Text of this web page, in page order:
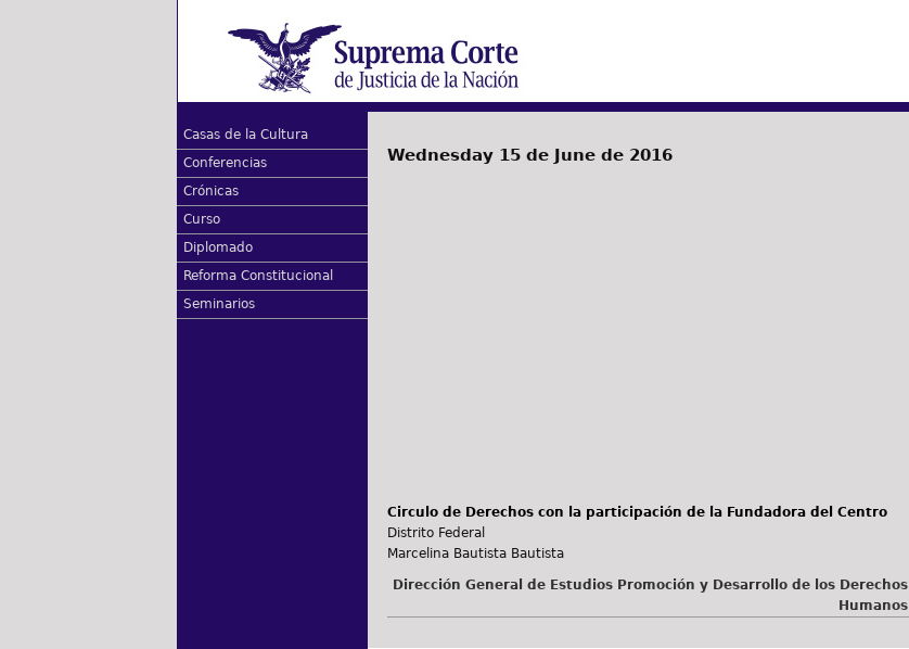
Casas de la Cultura
Conferencias
Crónicas
Curso
Diplomado
Reforma Constitucional
Seminarios
Wednesday 15 de June de 2016
Circulo de Derechos con la participación de la Fundadora del Centro
Distrito Federal
Marcelina Bautista Bautista
Dirección General de Estudios Promoción y Desarrollo de los Derechos
Humanos